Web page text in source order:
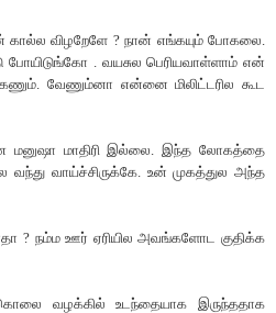
விழறேளே ? நான் எங்கயும் போகலை.
போயிடுங்கோ . வயசுல பெரியவாள்ளாம் என்
வேணும்னா என்னை மிலிட்டரில கூட
மனுஷா மாதிரி இல்லை. இந்த லோகத்தை
வந்து வாய்ச்சிருக்கே. உன் முகத்துல அந்த
? நம்ம ஊர் ஏரியில அவங்களோட குதிக்க
வழக்கில் உடந்தையாக இருந்ததாக